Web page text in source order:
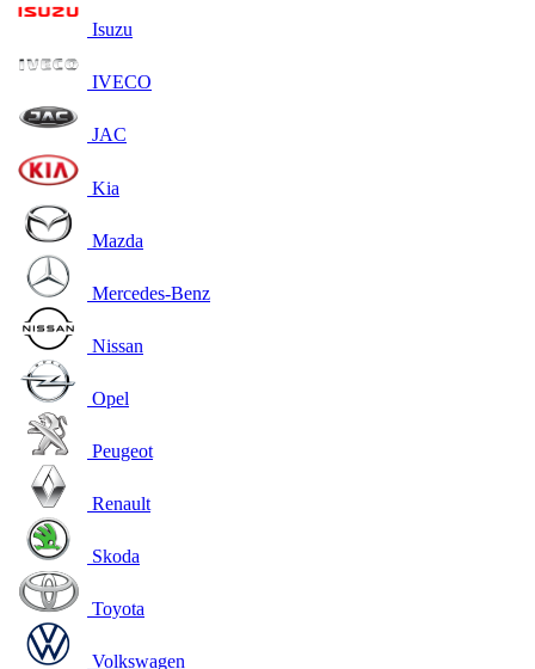
Isuzu
IVECO
JAC
Kia
Mazda
Mercedes-Benz
Nissan
Opel
Peugeot
Renault
Skoda
Toyota
Volkswagen